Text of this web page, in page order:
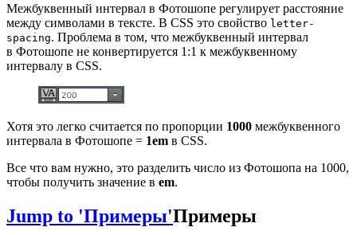
Межбуквенный интервал в Фотошопе регулирует расстояние
между символами в тексте. В CSS это свойство letter-
spacing. Проблема в том, что межбуквенный интервал
в Фотошопе не конвертируется 1:1 к межбуквенному
интервалу в CSS.
Хотя это легко считается по пропорции 1000 межбуквенного
интервала в Фотошопе = 1em в CSS.
Все что вам нужно, это разделить число из Фотошопа на 1000,
чтобы получить значение в em.
Jump to 'Примеры'Примеры